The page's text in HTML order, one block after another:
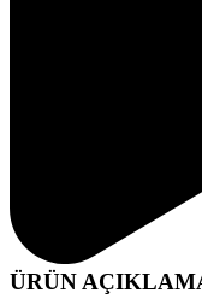
ÜRÜN